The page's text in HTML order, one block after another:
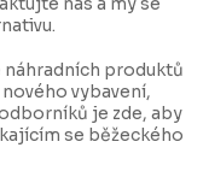
produktů
vybavení,
je zde, aby
se běžeckého